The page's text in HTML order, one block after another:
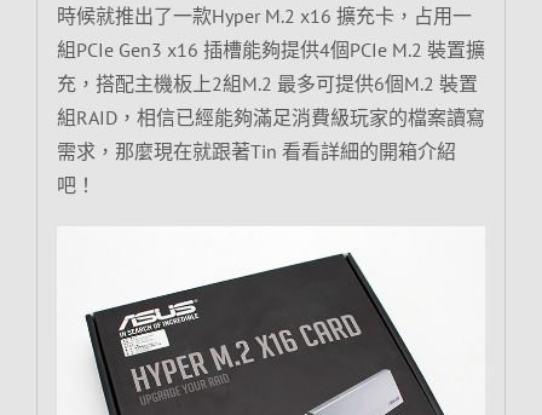
時候就推出了一款Hyper M.2 x16 擴充卡，占用一
組PCIe Gen3 x16 插槽能夠提供4個PCIe M.2 裝置擴
充，搭配主機板上2組M.2 最多可提供6個M.2 裝置
組RAID，相信已經能夠滿足消費級玩家的檔案讀寫
需求，那麼現在就跟著Tin 看看詳細的開箱介紹
吧！